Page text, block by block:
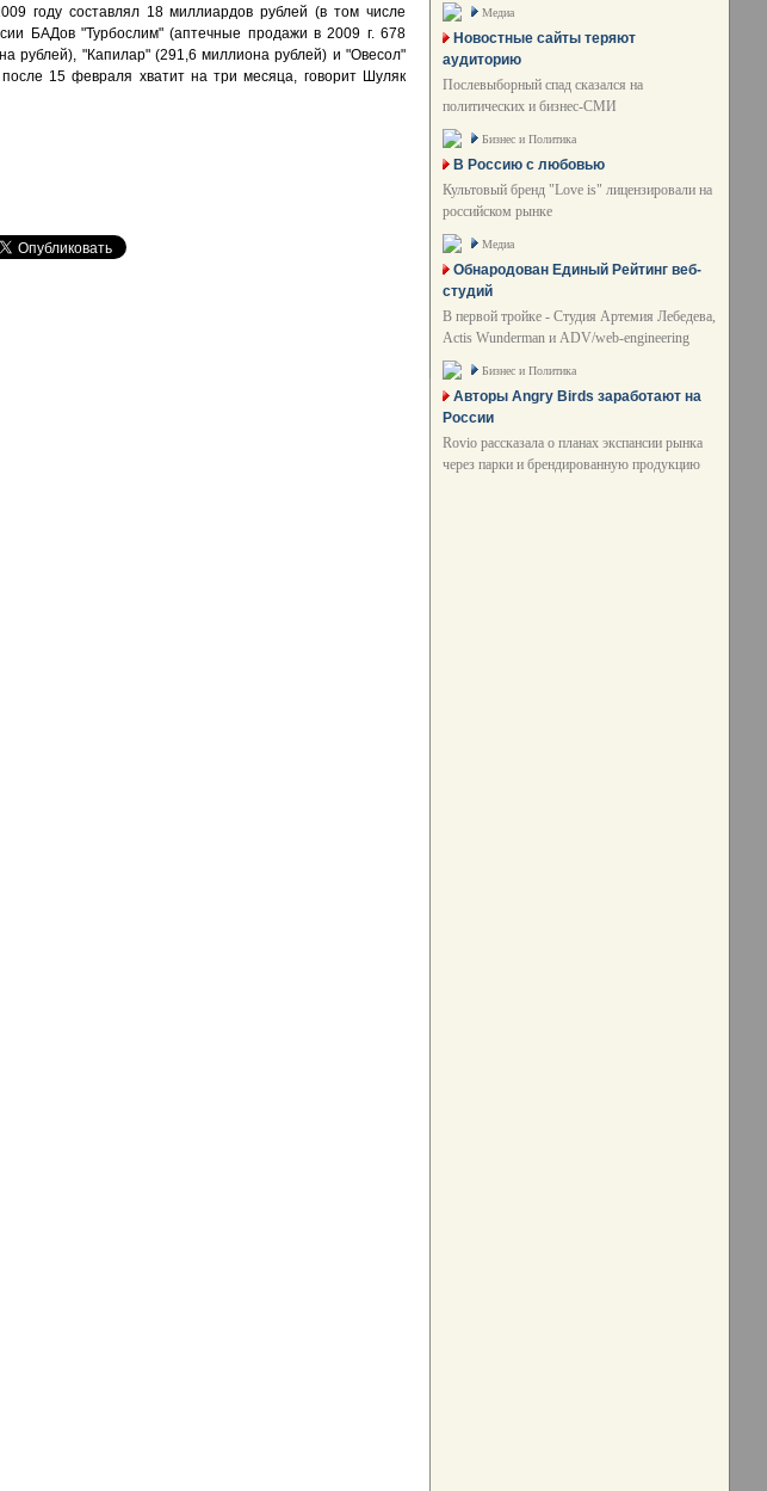
году составлял 18 миллиардов рублей (в том числе
БАДов "Турбослим" (аптечные продажи в 2009 г. 678
рублей), "Капилар" (291,6 миллиона рублей) и "Овесол"
15 февраля хватит на три месяца, говорит Шуляк
Медиа
Новостные сайты теряют
аудиторию
Послевыборный спад сказался на
политических и бизнес-СМИ
Бизнес и Политика
В Россию с любовью
Культовый бренд "Love is" лицензировали на
российском рынке
Медиа
Обнародован Единый Рейтинг веб-
студий
В первой тройке - Студия Артемия Лебедева,
Actis Wunderman и ADV/web-engineering
Бизнес и Политика
Авторы Angry Birds заработают на
России
Rovio рассказала о планах экспансии рынка
через парки и брендированную продукцию